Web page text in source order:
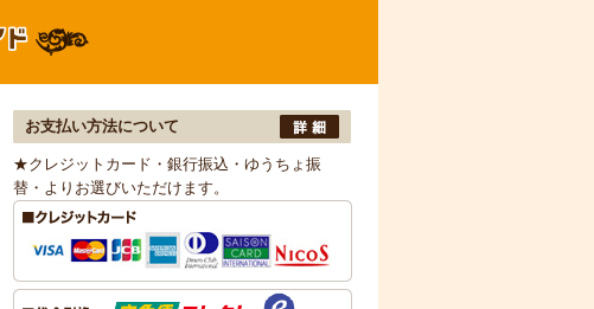
お支払い方法について
★クレジットカード・銀行振込・ゆうちょ振
替・よりお選びいただけます。